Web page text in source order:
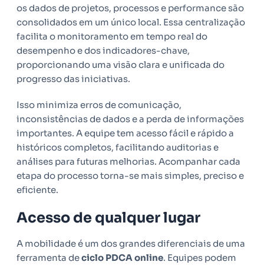
os dados de projetos, processos e performance são
consolidados em um único local. Essa centralização
facilita o monitoramento em tempo real do
desempenho e dos indicadores-chave,
proporcionando uma visão clara e unificada do
progresso das iniciativas.
Isso minimiza erros de comunicação,
inconsistências de dados e a perda de informações
importantes. A equipe tem acesso fácil e rápido a
históricos completos, facilitando auditorias e
análises para futuras melhorias. Acompanhar cada
etapa do processo torna-se mais simples, preciso e
eficiente.
Acesso de qualquer lugar
A mobilidade é um dos grandes diferenciais de uma
ferramenta deciclo PDCA online. Equipes podem